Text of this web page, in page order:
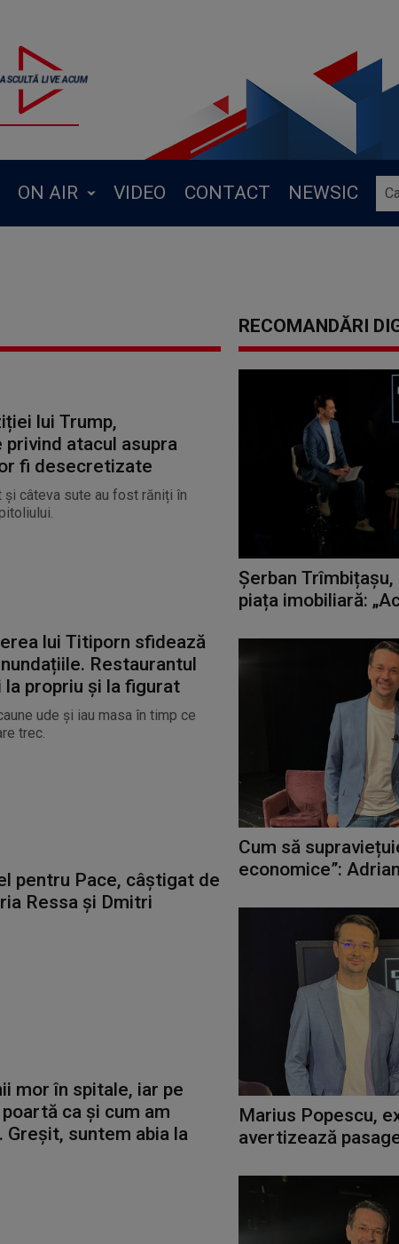
ON AIR VIDEO CONTACT NEWSIC
lui Trump,
atacul asupra
fi desecretizate
și câteva sute au fost răniți în
lui Titiporn sfidează
Restaurantul
la propriu și la figurat
ude și iau masa în timp ce
trec.
pentru Pace, câștigat de
Ressa și Dmitri
mor în spitale, iar pe
ca și cum am
Greșit, suntem abia la
RECOMANDĂRI
Șerban
piața imobiliară:
Cum să
economice”:
Marius Popescu,
avertizează